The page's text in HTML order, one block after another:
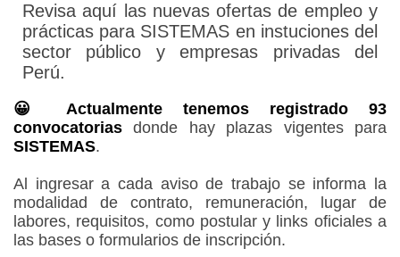
Revisa aquí las nuevas ofertas de empleo y
prácticas para SISTEMAS en instuciones del
sector público y empresas privadas del
Perú.
😀 Actualmente tenemos registrado 93
convocatoriasdonde hay plazas vigentes para
SISTEMAS.
Al ingresar a cada aviso de trabajo se informa la
modalidad de contrato, remuneración, lugar de
labores, requisitos, como postular y links oficiales a
las bases o formularios de inscripción.